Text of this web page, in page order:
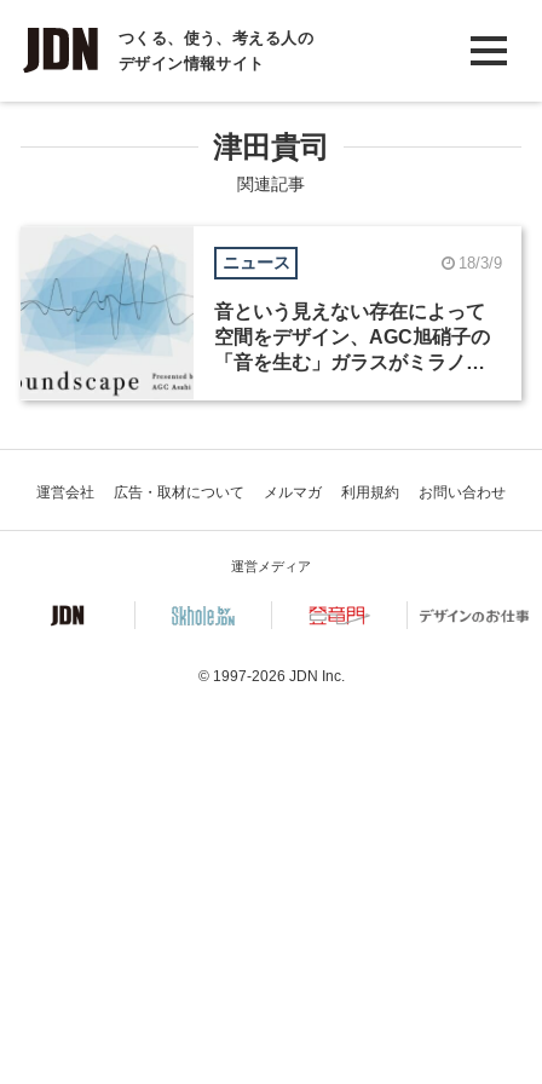
つくる、使う、考える人の
デザイン情報サイト
INTERVIEW
インタビュー
COLUMN
コラム
津田貴司
関連記事
ニュース 18/3/9
音という見えない存在によって
空間をデザイン、AGC旭硝子の
「音を生む」ガラスがミラノデ
運営会社 広告・取材について メルマガ 利用規約 お問い合わせ
運営メディア
© 1997-2026 JDN Inc.